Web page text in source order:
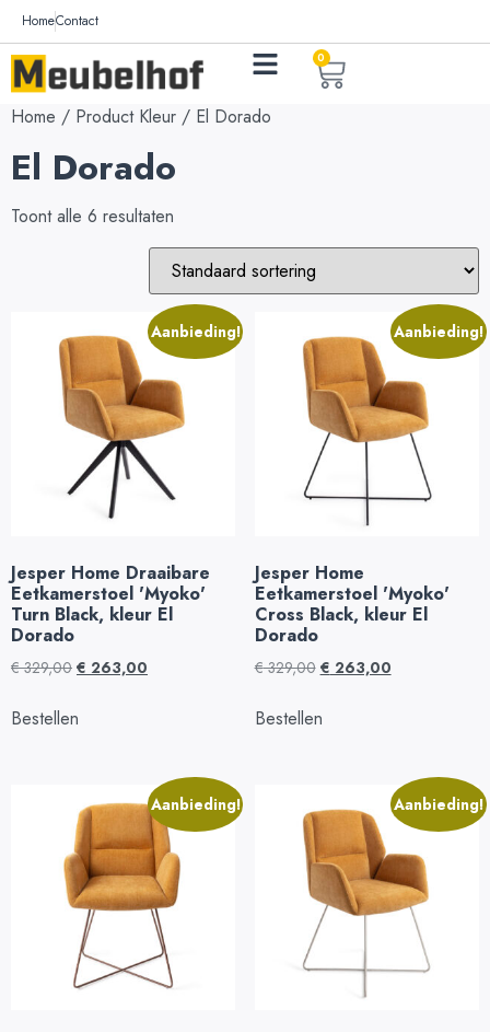
HomeContact
0
Home / Product Kleur / El Dorado
El Dorado
Toont alle 6 resultaten
Aanbieding!
Jesper Home Draaibare
Eetkamerstoel 'Myoko'
Turn Black, kleur El
Dorado
€329,00 € 263,00
Bestellen
Aanbieding!
Jesper Home
Eetkamerstoel 'Myoko'
Cross Black, kleur El
Dorado
€329,00 € 263,00
Bestellen
Aanbieding! Aanbieding!